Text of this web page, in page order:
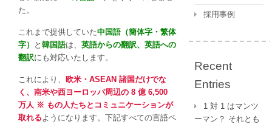
は
た。
これまで提供していた中国語（簡体字・繁体
字）
と 韓国語は、 英語からの翻訳、英語への
翻訳にも対応いたします。
これにより、 欧米・ASEAN 諸国だけでな
く、南米や西ヨーロッパ周辺の 8 億 6,500
万人 ※ もの人たちとコミュニケーションが
取れる ようになります。下記すべての言語ペ
採用事例
Recent
Entries
1 対 1 はマンツ
ーマン？ それとも